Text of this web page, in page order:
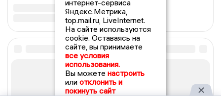
интернет-сервиса
Яндекс.Метрика,
top.mail.ru, LiveInternet.
На сайте используются
cookie. Оставаясь на
сайте, вы принимаете
все условия
использования.
Вы можете настроить
или отклонить и
покинуть сайт